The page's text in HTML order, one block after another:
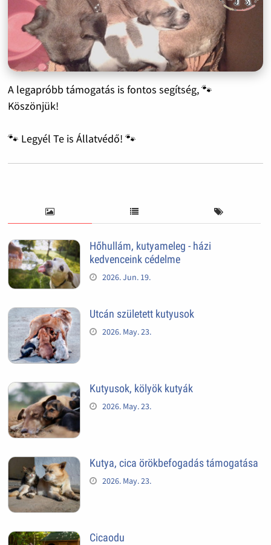
A legapróbb támogatás is fontos segítség, 🐾
Köszönjük!
🐾 Legyél Te is Állatvédő! 🐾
Hőhullám, kutyameleg - házi
kedvenceink cédelme
2026. Jun. 19.
Utcán született kutyusok
2026. May. 23.
Kutyusok, kölyök kutyák
2026. May. 23.
Kutya, cica örökbefogadás támogatása
2026. May. 23.
Cicaodu